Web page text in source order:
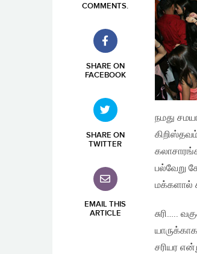
COMMENTS.
SHARE ON
FACEBOOK
SHARE ON
TWITTER
EMAIL THIS
ARTICLE
நமது
பல்வேறு
மக்களால்
சுரி…..
சரியர